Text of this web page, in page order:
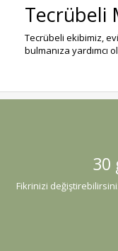
Tecrübeli
Tecrübeli ekibimiz,
bulmanıza yardımcı
30
Fikrinizi